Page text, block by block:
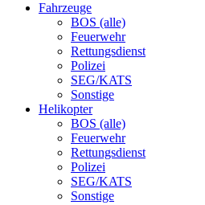
Fahrzeuge
BOS (alle)
Feuerwehr
Rettungsdienst
Polizei
SEG/KATS
Sonstige
Helikopter
BOS (alle)
Feuerwehr
Rettungsdienst
Polizei
SEG/KATS
Sonstige